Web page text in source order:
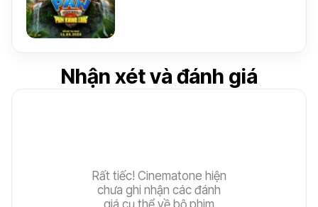
Nhận xét và đánh giá
Rất tiếc! Cinematone hiện
chưa ghi nhận các đánh
giá cụ thể về bộ phim